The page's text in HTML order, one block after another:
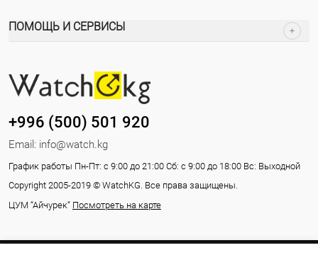
ПОМОЩЬ И СЕРВИСЫ
+996 (500) 501 920
Email: info@watch.kg
График работы Пн-Пт: с 9:00 до 21:00 Сб: с 9:00 до 18:00 Вс: Выходной
Copyright 2005-2019 © WatchKG. Все права защищены.
ЦУМ “Айчурек“ Посмотреть на карте